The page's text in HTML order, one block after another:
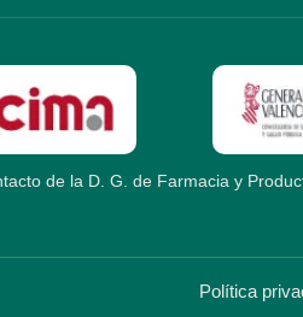
de la D. G. de Farmacia y
Política